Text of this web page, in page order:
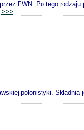
PWN. Po tego
>>>
polonistyki. Składnia